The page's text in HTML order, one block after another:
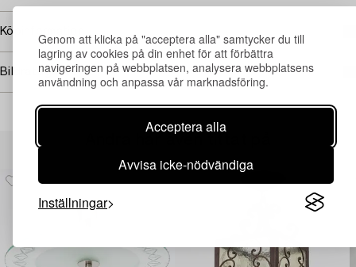
Genom att klicka på "acceptera alla" samtycker du till
lagring av cookies på din enhet för att förbättra
navigeringen på webbplatsen, analysera webbplatsens
användning och anpassa vår marknadsföring.
Acceptera alla
Avvisa icke-nödvändiga
Inställningar
Köpinformation
Bildrättigheter